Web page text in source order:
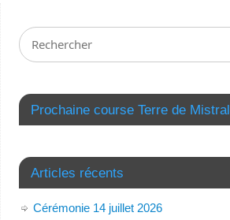
Prochaine course Terre de Mistral
Articles récents
Cérémonie 14 juillet 2026